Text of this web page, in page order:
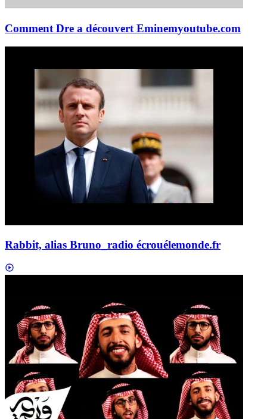
Comment Dre a découvert Eminemyoutube.com
Rabbit, alias Bruno_radio écrouélemonde.fr